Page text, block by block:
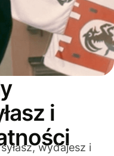
i
wydajesz i